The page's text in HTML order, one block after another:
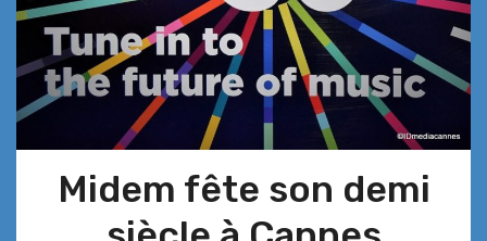
Midem fête son demi